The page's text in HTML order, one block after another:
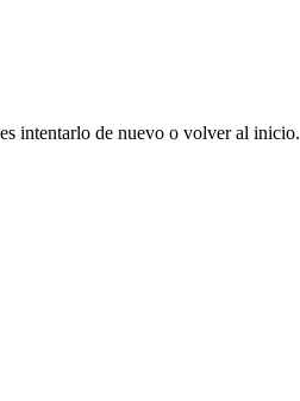
intentarlo de nuevo o volver al inicio.